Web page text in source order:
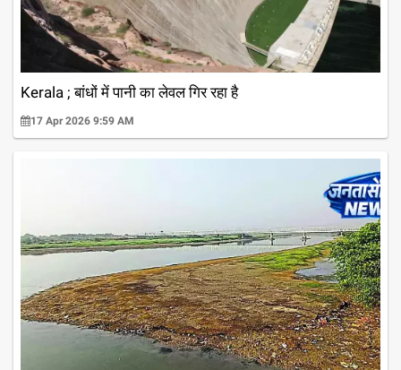
Kerala ; बांधों में पानी का लेवल गिर रहा है
17 Apr 2026 9:59 AM